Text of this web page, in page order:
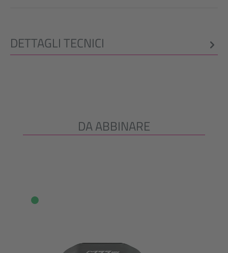
DETTAGLI TECNICI
Salta la galleria dei prodotti
DA ABBINARE